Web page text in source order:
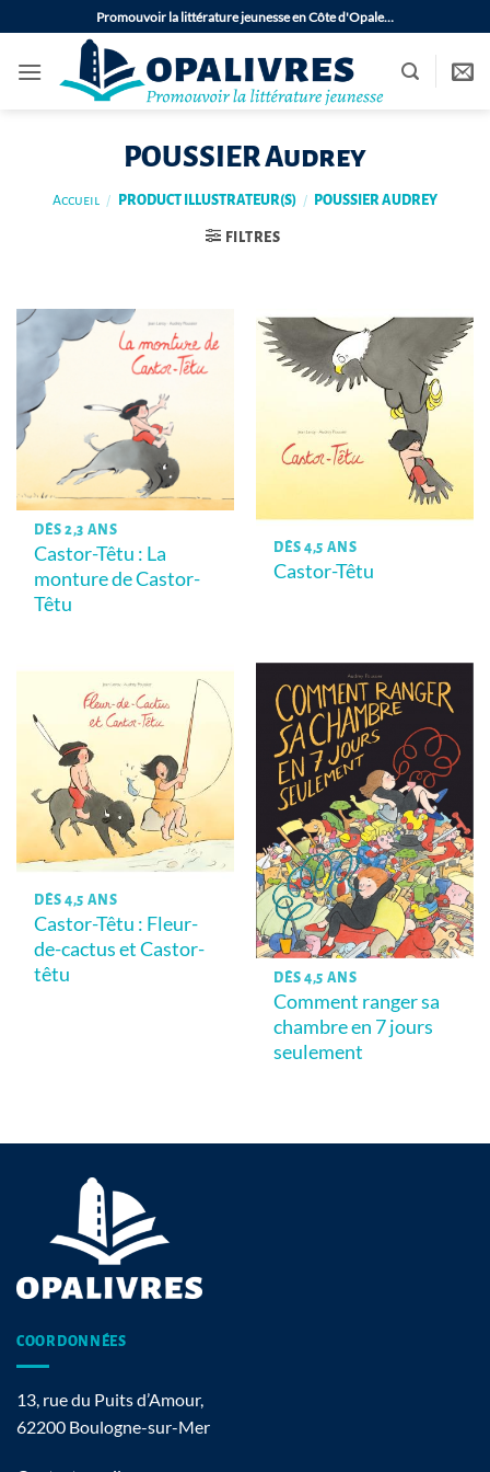
au
contenu
Promouvoir la littérature jeunesse en Côte d'Opale…
POUSSIER Audrey
Accueil / PRODUCT ILLUSTRATEUR(S) / POUSSIER AUDREY
FILTRES
DÈS 2,3 ANS
Castor-Têtu : La
monture de Castor-
Têtu
DÈS 4,5 ANS
Castor-Têtu
DÈS 4,5 ANS
Castor-Têtu : Fleur-
de-cactus et Castor-
têtu
DÈS 4,5 ANS
Comment ranger sa
chambre en 7 jours
seulement
COORDONNÉES
13, rue du Puits d’Amour,
62200 Boulogne-sur-Mer